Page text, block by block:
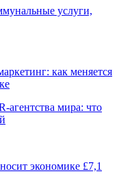
услуги,
как меняется
мира: что
экономике £7,1